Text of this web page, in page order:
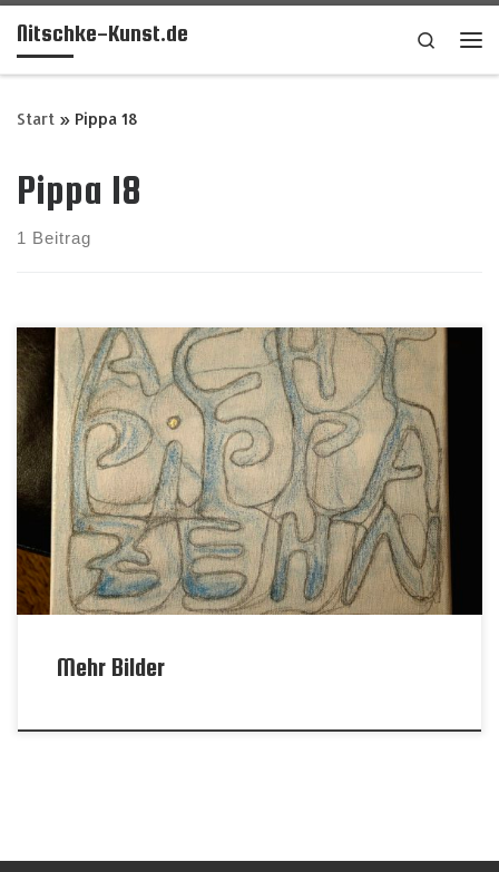
Zum Inhalt springen
Nitschke-Kunst.de
Search
Start » Pippa 18
Pippa 18
1 Beitrag
Mehr Bilder